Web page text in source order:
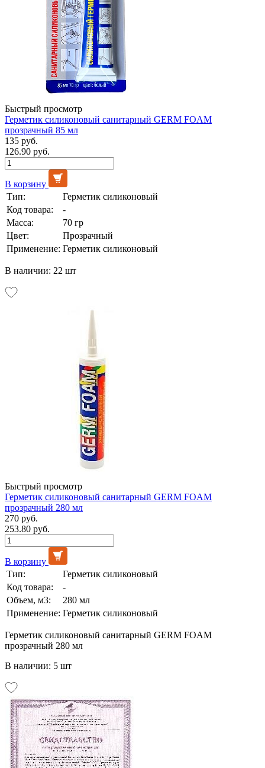
Быстрый просмотр
Герметик силиконовый санитарный GERM FOAM
прозрачный 85 мл
135 руб.
126.90 руб.
В корзину
Тип:
Герметик силиконовый
Код товара:
-
Масса:
70 гр
Цвет:
Прозрачный
Применение: Герметик силиконовый
В наличии: 22 шт
Быстрый просмотр
Герметик силиконовый санитарный GERM FOAM
прозрачный 280 мл
270 руб.
253.80 руб.
В корзину
Тип:
Герметик силиконовый
Код товара:
-
Объем, м3:
280 мл
Применение: Герметик силиконовый
Герметик силиконовый санитарный GERM FOAM
прозрачный 280 мл
В наличии: 5 шт